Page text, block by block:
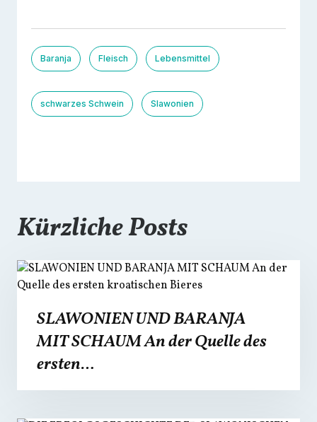
Baranja Fleisch Lebensmittel
schwarzes Schwein Slawonien
Kürzliche Posts
SLAWONIEN UND BARANJA
MIT SCHAUM An der Quelle des
ersten…